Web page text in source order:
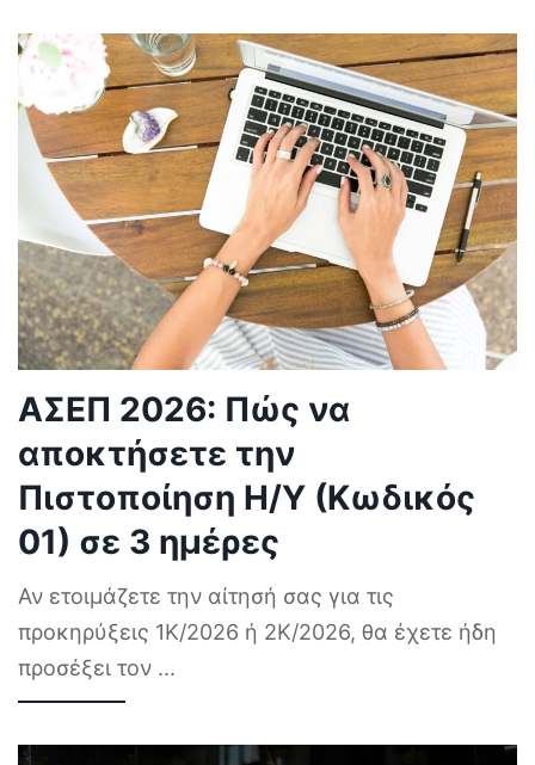
ΑΣΕΠ 2026: Πώς να
αποκτήσετε την
Πιστοποίηση Η/Υ (Κωδικός
01) σε 3 ημέρες
Αν ετοιμάζετε την αίτησή σας για τις
προκηρύξεις 1Κ/2026 ή 2Κ/2026, θα έχετε ήδη
προσέξει τον ...